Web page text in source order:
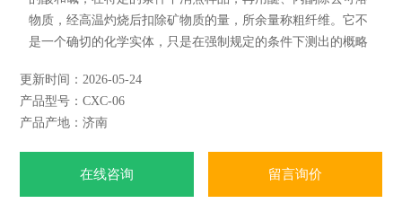
物质，经高温灼烧后扣除矿物质的量，所余量称粗纤维。它不
是一个确切的化学实体，只是在强制规定的条件下测出的概略
参考标准：GB/T 6434-2006/ISO 6865:2000
更新时间：2026-05-24
产品型号：CXC-06
产品产地：济南
在线咨询 留言询价